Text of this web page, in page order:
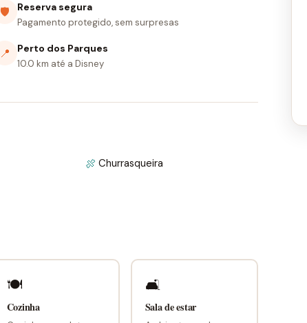
🛡 Reserva segura
Pagamento protegido, sem surpresas
📍 Perto dos Parques
10.0 km até a Disney
🍖 Churrasqueira
🍽
Cozinha
🛋
Sala de estar